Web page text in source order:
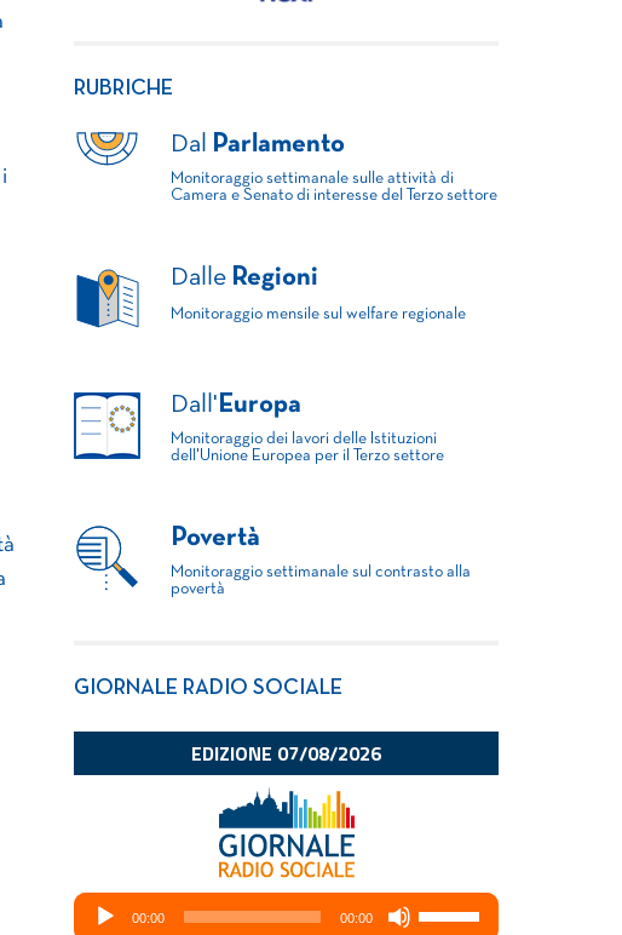
RUBRICHE
Dal Parlamento
Monitoraggio settimanale sulle attività di
Camera e Senato di interesse del Terzo settore
Dalle Regioni
Monitoraggio mensile sul welfare regionale
Dall' Europa
Monitoraggio dei lavori delle Istituzioni
dell'Unione Europea per il Terzo settore
Povertà
Monitoraggio settimanale sul contrasto alla
povertà
GIORNALE RADIO SOCIALE